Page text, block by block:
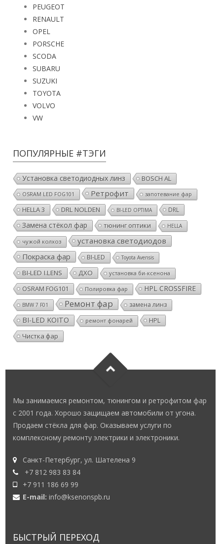
PEUGEOT
RENAULT
OPEL
PORSCHE
SCODA
SUBARU
SUZUKI
TOYOTA
VOLVO
VW
ПОПУЛЯРНЫЕ #ТЭГИ
Установка светодиодных линз BOSCH AL
OSRAM LED FOG101 Ретрофит запотевание фар
HELLA 3 DRL NOLDEN BI-LED OPTIMA DRL
Замена стёкол фар тюнинг оптики HELLA
чужой колхоз
установка светодиодов
Покраска фар
BI-LED Toyota Avensis
BI-LED I.LENS ДХО установка би-ксенона
OSRAM FOG101 Полировка фар HPL CROSSFIRE
BMW 7 F01 Ремонт фар замена линз
BI-LED KOITO ремонт фонарей
HPL
Чистка фар
Мы занимаемся ремонтом, тюнингом и ретрофитом фар
с 2001 года. Хорошо защищаем автомобили от угона.
Продаем стёкла для фар. Оказываем услуги по
комплексному ремонту электрики и электроники.
Санкт-Петербург, ул. Шателена 9
+7 812 983 83 84
+7 911 186 69 99
E-mail:info@ksenonspb.ru
БЫСТРЫЙ ПЕРЕХОД